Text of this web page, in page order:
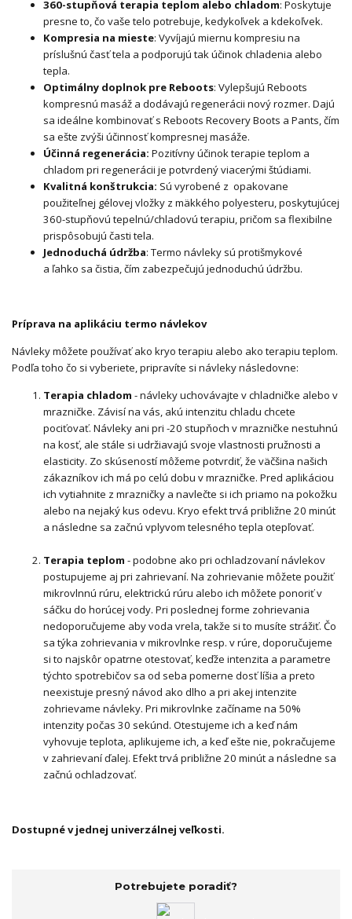
360-stupňová terapia teplom alebo chladom: Poskytuje
presne to, čo vaše telo potrebuje, kedykoľvek a kdekoľvek.
Kompresia na mieste: Vyvíjajú miernu kompresiu na
príslušnú časť tela a podporujú tak účinok chladenia alebo
tepla.
Optimálny doplnok pre Reboots: Vylepšujú Reboots
kompresnú masáž a dodávajú regenerácii nový rozmer. Dajú
sa ideálne kombinovať s Reboots Recovery Boots a Pants, čím
sa ešte zvýši účinnosť kompresnej masáže.
Účinná regenerácia: Pozitívny účinok terapie teplom a
chladom pri regenerácii je potvrdený viacerými štúdiami.
Kvalitná konštrukcia: Sú vyrobené z opakovane
použiteľnej gélovej vložky z mäkkého polyesteru, poskytujúcej
360-stupňovú tepelnú/chladovú terapiu, pričom sa flexibilne
prispôsobujú časti tela.
Jednoduchá údržba: Termo návleky sú protišmykové
a ľahko sa čistia, čím zabezpečujú jednoduchú údržbu.
Príprava na aplikáciu termo návlekov
Návleky môžete používať ako kryo terapiu alebo ako terapiu teplom.
Podľa toho čo si vyberiete, pripravíte si návleky následovne:
Terapia chladom - návleky uchovávajte v chladničke alebo v
mrazničke. Závisí na vás, akú intenzitu chladu chcete
pociťovať. Návleky ani pri -20 stupňoch v mrazničke nestuhnú
na kosť, ale stále si udržiavajú svoje vlastnosti pružnosti a
elasticity. Zo skúseností môžeme potvrdiť, že väčšina našich
zákazníkov ich má po celú dobu v mrazničke. Pred aplikáciou
ich vytiahnite z mrazničky a navlečte si ich priamo na pokožku
alebo na nejaký kus odevu. Kryo efekt trvá približne 20 minút
a následne sa začnú vplyvom telesného tepla otepľovať.
Terapia teplom - podobne ako pri ochladzovaní návlekov
postupujeme aj pri zahrievaní. Na zohrievanie môžete použiť
mikrovlnnú rúru, elektrickú rúru alebo ich môžete ponoriť v
sáčku do horúcej vody. Pri poslednej forme zohrievania
nedoporučujeme aby voda vrela, takže si to musíte strážiť. Čo
sa týka zohrievania v mikrovlnke resp. v rúre, doporučujeme
si to najskôr opatrne otestovať, keďže intenzita a parametre
týchto spotrebičov sa od seba pomerne dosť líšia a preto
neexistuje presný návod ako dlho a pri akej intenzite
zohrievame návleky. Pri mikrovlnke začíname na 50%
intenzity počas 30 sekúnd. Otestujeme ich a keď nám
vyhovuje teplota, aplikujeme ich, a keď ešte nie, pokračujeme
v zahrievaní ďalej. Efekt trvá približne 20 minút a následne sa
začnú ochladzovať.
Dostupné v jednej univerzálnej veľkosti.
Potrebujete poradiť?